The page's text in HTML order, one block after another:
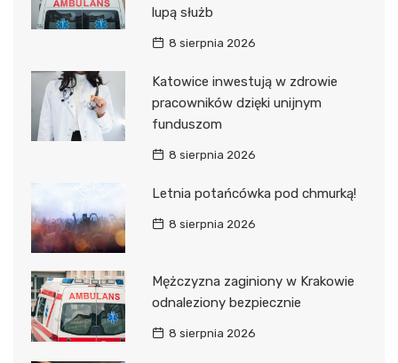
lupą służb
8 sierpnia 2026
Katowice inwestują w zdrowie
pracowników dzięki unijnym
funduszom
8 sierpnia 2026
Letnia potańcówka pod chmurką!
8 sierpnia 2026
Mężczyzna zaginiony w Krakowie
odnaleziony bezpiecznie
8 sierpnia 2026